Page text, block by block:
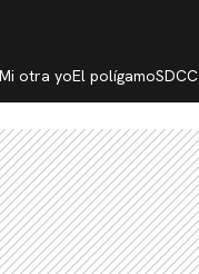
Mi otra yoEl polígamoSDCC